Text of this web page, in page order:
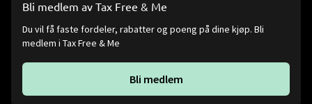
Bli medlem av Tax Free & Me
Du vil få faste fordeler, rabatter og poeng på dine kjøp. Bli
medlem i Tax Free & Me
Bli medlem